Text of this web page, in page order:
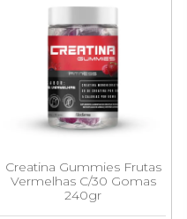
Creatina Gummies Frutas
Vermelhas C/30 Gomas
240gr